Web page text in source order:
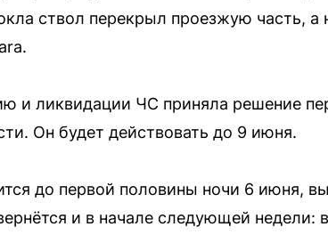
ствол перекрыл проезжую часть, а
и ликвидации ЧС приняла решение
Он будет действовать до 9 июня.
до первой половины ночи 6 июня,
и в начале следующей недели: